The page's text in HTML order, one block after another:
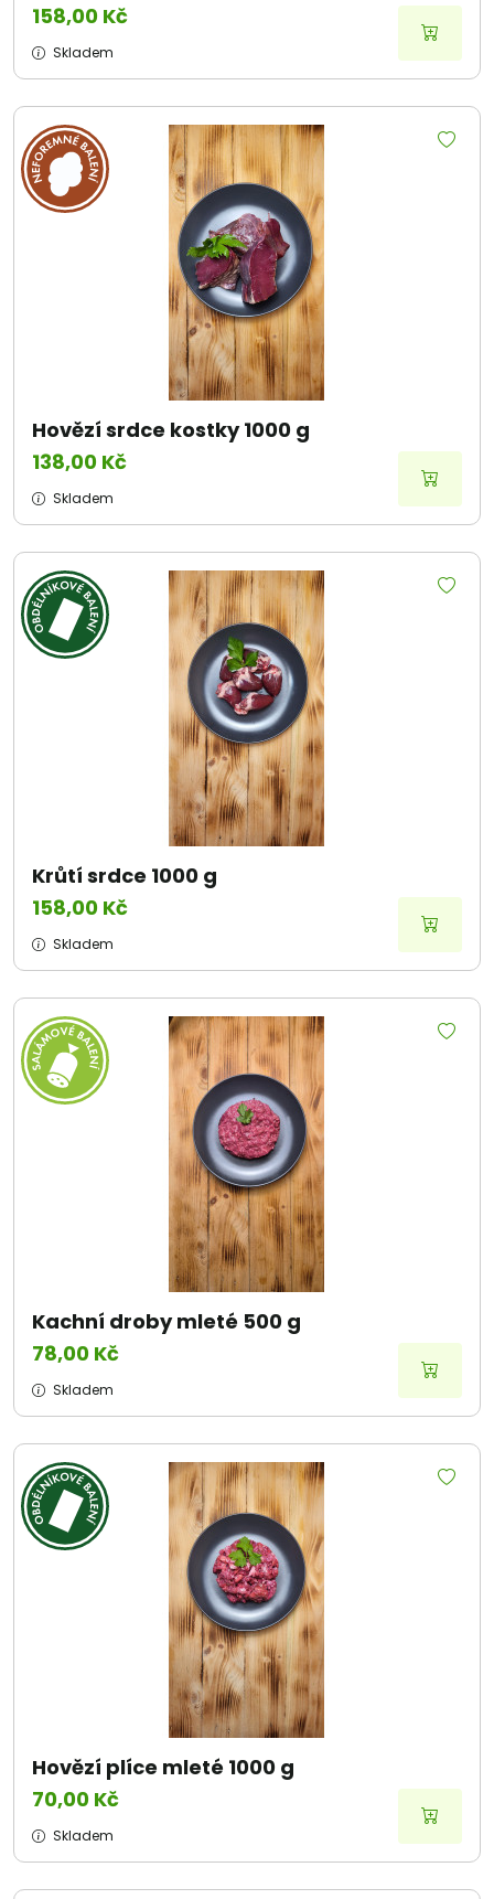
158,00 Kč
Skladem
Hovězí srdce kostky 1000 g
138,00 Kč
Skladem
Krůtí srdce 1000 g
158,00 Kč
Skladem
Kachní droby mleté 500 g
78,00 Kč
Skladem
Hovězí plíce mleté 1000 g
70,00 Kč
Skladem